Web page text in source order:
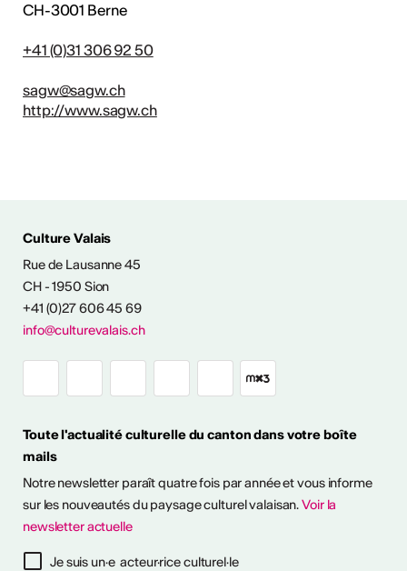
CH-3001 Berne
+41 (0)31 306 92 50
sagw@sagw.ch
http://www.sagw.ch
Culture Valais
Rue de Lausanne 45
CH - 1950 Sion
+41 (0)27 606 45 69
info@culturevalais.ch
Toute l'actualité culturelle du canton dans votre boîte
mails
Notre newsletter paraît quatre fois par année et vous informe
sur les nouveautés du paysage culturel valaisan.Voir la
newsletter actuelle
Je suis un·e acteur·rice culturel·le